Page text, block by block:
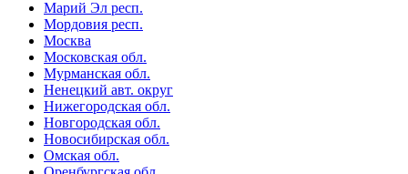
Марий Эл респ.
Мордовия респ.
Москва
Московская обл.
Мурманская обл.
Ненецкий авт. округ
Нижегородская обл.
Новгородская обл.
Новосибирская обл.
Омская обл.